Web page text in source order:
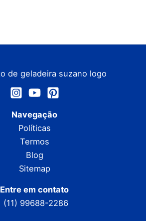
Navegação
Políticas
Termos
Blog
Sitemap
Entre em contato
(11) 99688-2286